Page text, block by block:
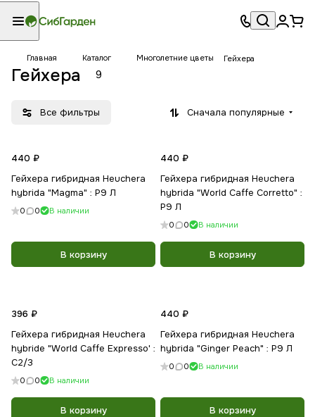
Главная Каталог Многолетние цветы Гейхера
Гейхера 9
Все фильтры Сначала популярные
440 ₽
Гейхера гибридная Heuchera
hybrida "Magma" : Р9 Л
0 0 В наличии
В корзину
440 ₽
Гейхера гибридная Heuchera
hybrida "World Caffe Corretto" :
Р9 Л
0 0 В наличии
В корзину
396 ₽
Гейхера гибридная Heuchera
hybride "World Caffe Expresso' :
С2/3
0 0 В наличии
В корзину
440 ₽
Гейхера гибридная Heuchera
hybrida "Ginger Peach" : Р9 Л
0 0 В наличии
В корзину